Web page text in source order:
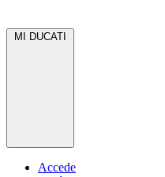
MI DUCATI
Accede